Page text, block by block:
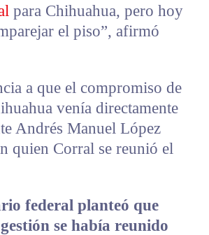
para Chihuahua, pero hoy
el piso”, afirmó
a que el compromiso de
venía directamente
Andrés Manuel López
quien Corral se reunió el
federal planteó que
se había reunido